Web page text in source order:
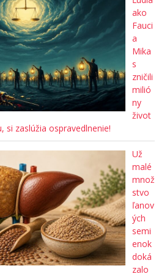
ako
Fauci
a
Mika
s
zničili
milió
ny
život
si zaslúžia ospravedlnenie!
Už
malé
množ
stvo
ľanov
ých
semi
enok
doká
zalo